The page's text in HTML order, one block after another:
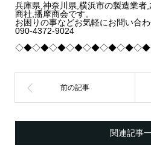
兵庫県,神奈川県,横浜市の製造業者
商社,播摩商会です。
お困りの事などお気軽にお問い合わ
090-4372-9024
関連記事